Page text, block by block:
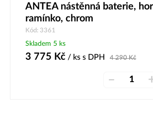
ANTEA nástěnná baterie,
ramínko, chrom
Kód: 3361
Skladem 5 ks
3 775 Kč / ks s DPH 4 290Kč
–